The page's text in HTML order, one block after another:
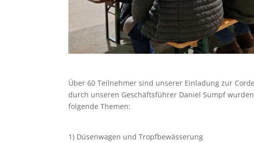
Über 60 Teilnehmer sind unserer Einladung zur
durch unseren Geschäftsführer Daniel Sumpf
folgende Themen:
1) Düsenwagen und Tropfbewässerung